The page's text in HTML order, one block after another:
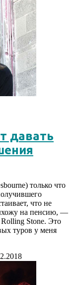
давать
только что
что не
на пенсию, —
Stone. Это
туров у меня